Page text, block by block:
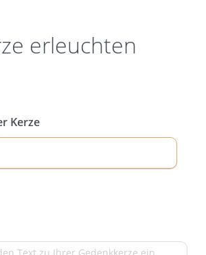
erleuchten
Kerze